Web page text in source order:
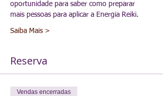
oportunidade para saber como preparar
mais pessoas para aplicar a Energia Reiki.
Saiba Mais >
Reserva
Vendas encerradas